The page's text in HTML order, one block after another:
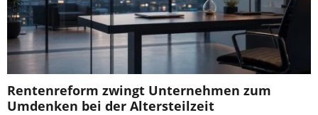
Rentenreform zwingt Unternehmen zum
Umdenken bei der Altersteilzeit